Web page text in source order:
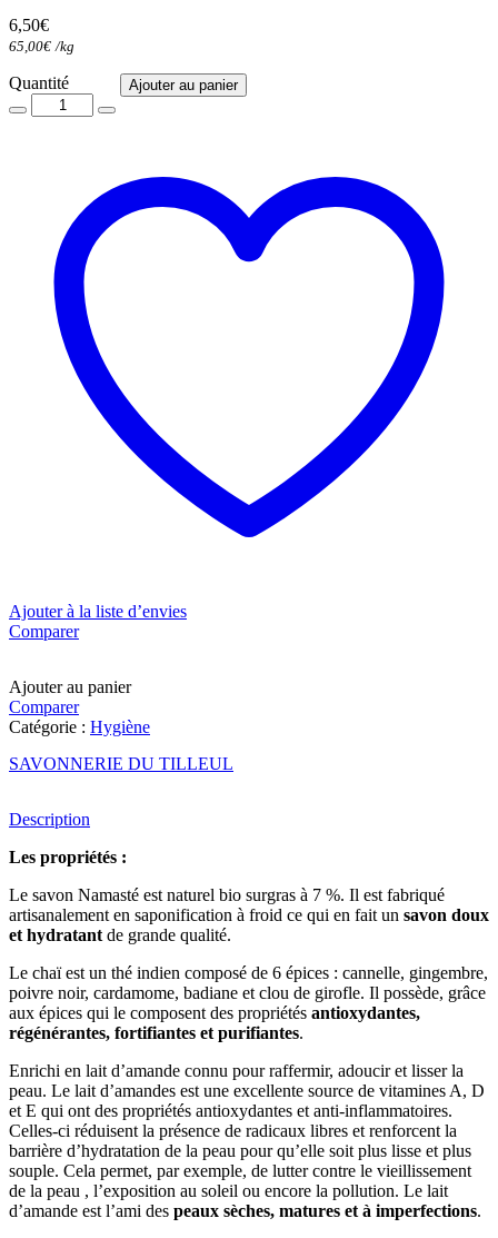
6,50€
65,00€ /kg
QuantitéQuantité Ajouter au panier
Ajouter à la liste d’envies
Comparer
Ajouter au panier
Comparer
Catégorie : Hygiène
SAVONNERIE DU TILLEUL
Description
Les propriétés :
Le savon Namasté est naturel bio surgras à 7 %. Il est fabriqué
artisanalement en saponification à froid ce qui en fait un savon doux
et hydratant de grande qualité.
Le chaï est un thé indien composé de 6 épices : cannelle, gingembre,
poivre noir, cardamome, badiane et clou de girofle. Il possède, grâce
aux épices qui le composent des propriétés antioxydantes,
régénérantes, fortifiantes et purifiantes.
Enrichi en lait d’amande connu pour raffermir, adoucir et lisser la
peau. Le lait d’amandes est une excellente source de vitamines A, D
et E qui ont des propriétés antioxydantes et anti-inflammatoires.
Celles-ci réduisent la présence de radicaux libres et renforcent la
barrière d’hydratation de la peau pour qu’elle soit plus lisse et plus
souple. Cela permet, par exemple, de lutter contre le vieillissement
de la peau , l’exposition au soleil ou encore la pollution. Le lait
d’amande est l’ami des peaux sèches, matures et à imperfections.